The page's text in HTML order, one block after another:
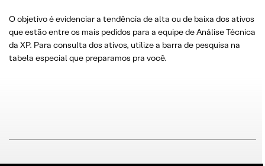
O objetivo é evidenciar a tendência de alta ou de baixa dos ativos
que estão entre os mais pedidos para a equipe de Análise Técnica
da XP. Para consulta dos ativos, utilize a barra de pesquisa na
tabela especial que preparamos pra você.